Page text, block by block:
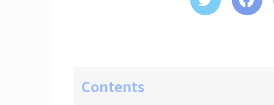
Contents